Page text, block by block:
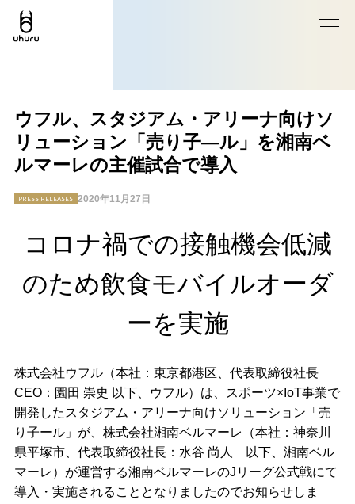
ウフル、スタジアム・アリーナ向けソ
リューション「売り子―ル」を湘南ベ
ルマーレの主催試合で導入
PRESS RELEASES 2020年11月27日
コロナ禍での接触機会低減
のため飲食モバイルオーダ
ーを実施
株式会社ウフル（本社：東京都港区、代表取締役社長
CEO：園田 崇史 以下、ウフル）は、スポーツ×IoT事業で
開発したスタジアム・アリーナ向けソリューション「売
り子ール」が、株式会社湘南ベルマーレ（本社：神奈川
県平塚市、代表取締役社長：水谷 尚人 以下、湘南ベル
マーレ）が運営する湘南ベルマーレのJリーグ公式戦にて
導入・実施されることとなりましたのでお知らせしま